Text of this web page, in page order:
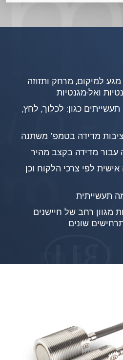
למיקום, מרחק ותזוזה
ואל-מגנטיות
כגון: לכלוך, לחץ,
מדידה בטמפ' משתנה
עבור מדידה בקצב מהיר
לפי צרכי הלקוח וכן
תעשייתית
מגוון רחב של חיישנים
שונים